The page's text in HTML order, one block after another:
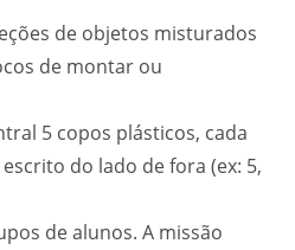
de objetos misturados
de montar ou
5 copos plásticos, cada
do lado de fora (ex: 5,
de alunos. A missão